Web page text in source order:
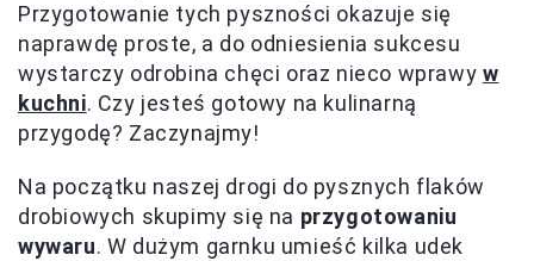
Przygotowanie tych pyszności okazuje się
naprawdę proste, a do odniesienia sukcesu
wystarczy odrobina chęci oraz nieco wprawy w
kuchni. Czy jesteś gotowy na kulinarną
przygodę? Zaczynajmy!
Na początku naszej drogi do pysznych flaków
drobiowych skupimy się na przygotowaniu
wywaru. W dużym garnku umieść kilka udek